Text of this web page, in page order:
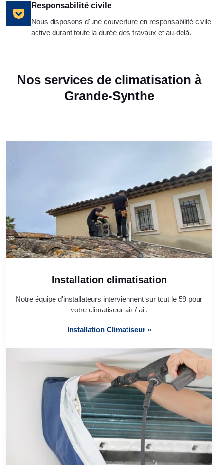
Responsabilité civile
Nous disposons d'une couverture en responsabilité civile
active durant toute la durée des travaux et au-delà.
Nos services de climatisation à
Grande-Synthe
Installation climatisation
Notre équipe d'installateurs interviennent sur tout le 59 pour
votre climatiseur air / air.
Installation Climatiseur »